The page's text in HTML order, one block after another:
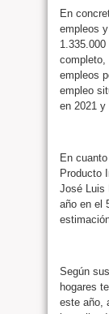
En
empleos
completo,
empleos
empleo
en 2021 y
En
Producto
José Luis
año en el
Según
hogares
este año,